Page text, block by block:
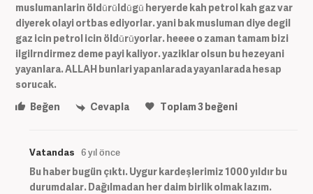
muslumanlarin öldūrūldūgū heryerde kah petrol kah gaz var
diyerek olayi ortbas ediyorlar. yani bak musluman diye degil
gaz icin petrol icin öldūrūyorlar. heeee o zaman tamam bizi
ilgilrndirmez deme payi kaliyor. yaziklar olsun bu hezeyani
yayanlara. ALLAH bunlari yapanlarada yayanlarada hesap
sorucak.
Beğen
Cevapla Toplam3beğeni
Vatandas 6 yıl önce
Bu haber bugün çıktı. Uygur kardeşlerimiz 1000 yıldır bu
durumdalar. Dağılmadan her daim birlik olmak lazım.